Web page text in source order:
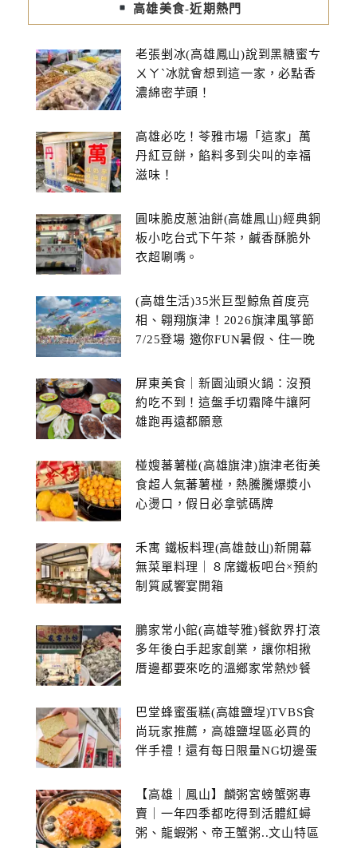
高雄美食-近期熱門
老張剉冰(高雄鳳山)說到黑糖蜜ㄘ
ㄨㄚˋ冰就會想到這一家，必點香
濃綿密芋頭！
高雄必吃！苓雅市場「這家」萬
丹紅豆餅，餡料多到尖叫的幸福
滋味！
圓味脆皮蔥油餅(高雄鳳山)經典銅
板小吃台式下午茶，鹹香酥脆外
衣超唰嘴。
(高雄生活)35米巨型鯨魚首度亮
相、翱翔旗津！2026旗津風箏節
7/25登場 邀你FUN暑假、住一晚
屏東美食｜新園汕頭火鍋：沒預
約吃不到！這盤手切霜降牛讓阿
雄跑再遠都願意
椪嫂蕃薯椪(高雄旗津)旗津老街美
食超人氣蕃薯椪，熱騰騰爆漿小
心燙口，假日必拿號碼牌
禾寓 鐵板料理(高雄鼓山)新開幕
無菜單料理｜８席鐵板吧台×預約
制質感饗宴開箱
鵬家常小館(高雄苓雅)餐飲界打滾
多年後白手起家創業，讓你相揪
厝邊都要來吃的溫鄉家常熱炒餐
巴堂蜂蜜蛋糕(高雄鹽埕)TVBS食
尚玩家推薦，高雄鹽埕區必買的
伴手禮！還有每日限量NG切邊蛋
【高雄｜鳳山】麟粥宮螃蟹粥專
賣｜一年四季都吃得到活體紅蟳
粥、龍蝦粥、帝王蟹粥..文山特區